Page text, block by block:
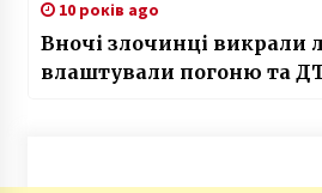
10 років ago
Вночі злочинці викрали
влаштували погоню та